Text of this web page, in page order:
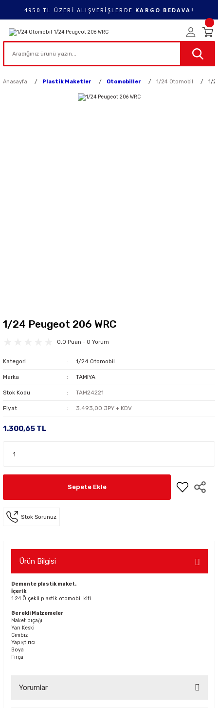
4950 TL ÜZERİ ALIŞVERİŞLERDE KARGO BEDAVA!
Anasayfa Plastik Maketler Otomobiller 1/24 Otomobil 1/
1/24 Peugeot 206 WRC
0.0 Puan - 0 Yorum
Kategori 1/24 Otomobil
Marka TAMIYA
Stok Kodu TAM24221
Fiyat 3.493,00 JPY + KDV
1.300,65 TL
Sepete Ekle
Stok Sorunuz
Ürün Bilgisi
Demonte plastik maket.
İçerik
1:24 Ölçekli plastik otomobil kiti
Gerekli Malzemeler
Maket bıçağı
Yan Keski
Cımbız
Yapıştırıcı
Boya
Fırça
Yorumlar